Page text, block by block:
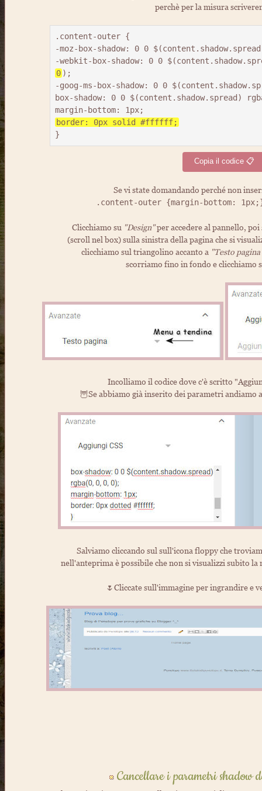
perchè per la misura
.content-outer {
-moz-box-shadow: 0 0
0 );
-goog-ms-box-shadow: 0 0
box-shadow: 0 0 $(content.shadow.spread)
border: 0px solid #ffffff;
Copia il codice 📋
Se vi state domandando perché non
.content-outer {margin-bottom:
Clicchiamo su "Design"per accedere al pannello, poi
(scroll nel box) sulla sinistra della pagina che si
clicchiamo sul triangolino accanto a "Testo
scorriamo fino in fondo e clicchiamo
Incolliamo il codice dove c'è scritto
🦉Se abbiamo già inserito dei parametri andiamo
Salviamo cliccando sul sull'icona floppy che
nell'anteprima è possibile che non si visualizzi subito
🌷Cliccate sull'immagine per ingrandire e
Cancellare i parametri shadow